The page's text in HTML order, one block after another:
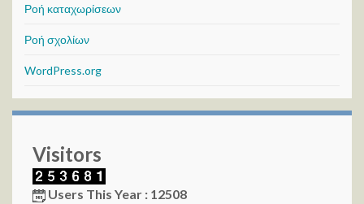
Ροή καταχωρίσεων
Ροή σχολίων
WordPress.org
Visitors
Users This Year : 12508